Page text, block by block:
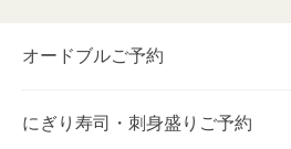
オードブルご予約
にぎり寿司・刺身盛りご予約